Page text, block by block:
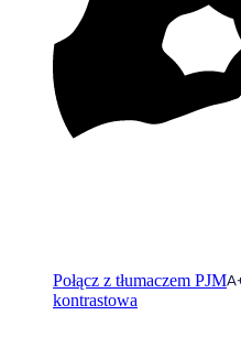
Połącz z tłumaczem PJM
kontrastowa